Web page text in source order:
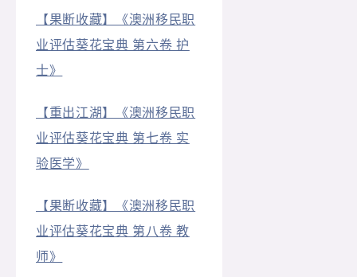
【果断收藏】《澳洲移民职
业评估葵花宝典 第六卷 护
士》
【重出江湖】《澳洲移民职
业评估葵花宝典 第七卷 实
验医学》
【果断收藏】《澳洲移民职
业评估葵花宝典 第八卷 教
师》